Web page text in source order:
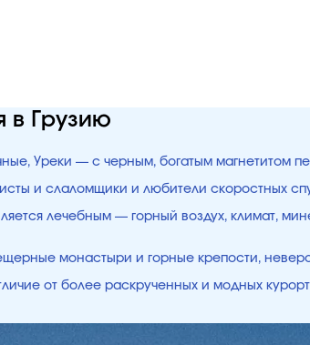
в Грузию
Уреки — с черным, богатым магнетитом
и слаломщики и любители скоростных
лечебным — горный воздух, климат,
монастыри и горные крепости,
от более раскрученных и модных